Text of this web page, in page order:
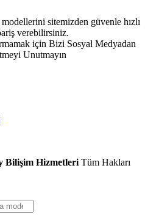
sitemizden güvenle hızlı
verebilirsiniz.
için Bizi Sosyal Medyadan
Unutmayın
Bilişim Hizmetleri Tüm Hakları